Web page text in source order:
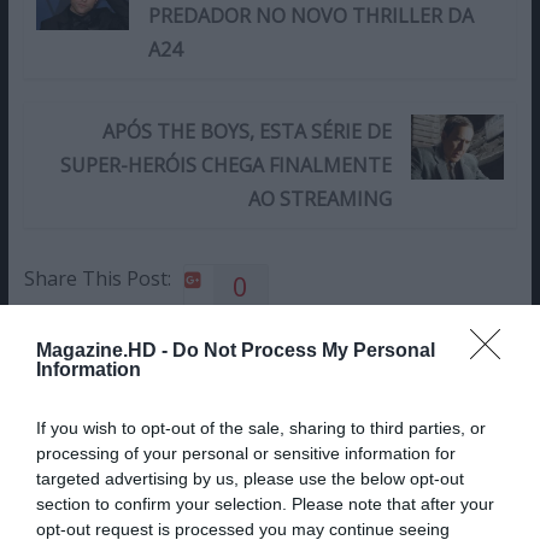
Magazine.HD - Do Not Process My Personal
Information
If you wish to opt-out of the sale, sharing to third parties, or
processing of your personal or sensitive information for
targeted advertising by us, please use the below opt-out
section to confirm your selection. Please note that after your
opt-out request is processed you may continue seeing
PREDADOR NO NOVO THRILLER DA
A24
APÓS THE BOYS, ESTA SÉRIE DE
SUPER-HERÓIS CHEGA FINALMENTE
AO STREAMING
Share This Post: 0
Deixe um comentário
obrigatórios marcados com*
Comentário*